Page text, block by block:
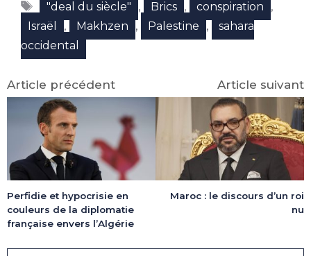
(Twitter)
Étiquettes
"deal du siècle" , Brics , conspiration ,
Israël , Makhzen , Palestine ,
sahara
occidental
Article précédent
Perfidie et hypocrisie en
couleurs de la diplomatie
française envers l’Algérie
Article suivant
Maroc : le discours d’un roi
nu